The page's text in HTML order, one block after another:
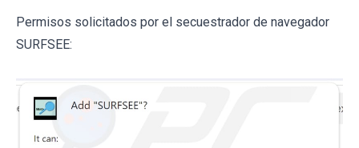
Permisos solicitados por el secuestrador de navegador
SURFSEE: